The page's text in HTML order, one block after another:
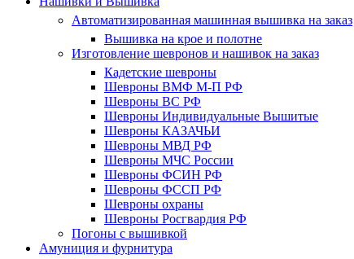
Автоматизированная машинная вышивка на заказ
Вышивка на крое и полотне
Изготовление шевронов и нашивок на заказ
Кадетские шевроны
Шевроны ВМФ М-П РФ
Шевроны ВС РФ
Шевроны Индивидуальные Вышитые
Шевроны КАЗАЧЬИ
Шевроны МВД РФ
Шевроны МЧС России
Шевроны ФСИН РФ
Шевроны ФССП РФ
Шевроны охраны
Шевроны Росгвардия РФ
Погоны с вышивкой
Амуниция и фурнитура